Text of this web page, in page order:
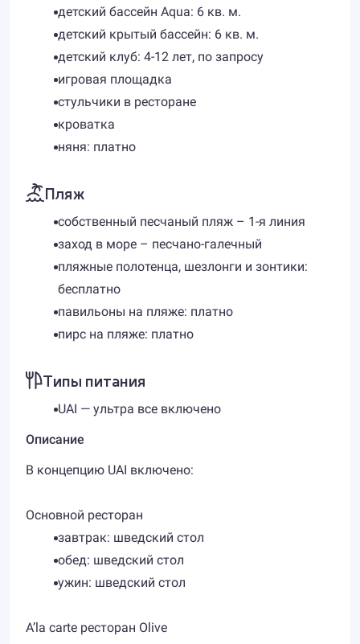
детский бассейн Aqua: 6 кв. м.
детский крытый бассейн: 6 кв. м.
детский клуб: 4-12 лет, по запросу
игровая площадка
стульчики в ресторане
кроватка
няня: платно
Пляж
собственный песчаный пляж – 1-я линия
заход в море – песчано-галечный
пляжные полотенца, шезлонги и зонтики:
бесплатно
павильоны на пляже: платно
пирс на пляже: платно
Типы питания
UAI — ультра все включено
Описание
В концепцию UAI включено:
Основной ресторан
завтрак: шведский стол
обед: шведский стол
ужин: шведский стол
A’la carte ресторан Olive